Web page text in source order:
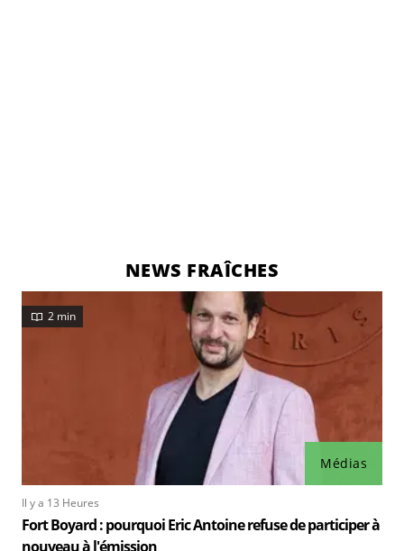
NEWS FRAÎCHES
Médias
2 min
Il y a 13 Heures
Fort Boyard : pourquoi Eric Antoine refuse de participer à
nouveau à l'émission